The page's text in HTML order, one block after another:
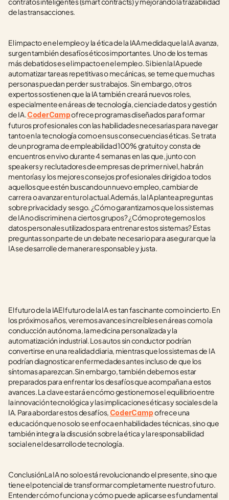
de las transacciones.
El impacto en el empleo y la ética de la IAA medida que la IA avanza,
surgen también desafíos éticos importantes. Uno de los temas
más debatidos es el impacto en el empleo. Si bien la IA puede
automatizar tareas repetitivas o mecánicas, se teme que muchas
personas puedan perder sus trabajos. Sin embargo, otros
expertos sostienen que la IA también creará nuevos roles,
especialmente en áreas de tecnología, ciencia de datos y gestión
de IA. CoderCamp ofrece programas diseñados para formar
futuros profesionales con las habilidades necesarias para navegar
tanto en la tecnología como en sus consecuencias éticas. Se trata
de un programa de empleabilidad 100% gratuito y consta de
encuentros en vivo durante 4 semanas en las que, junto con
speakers y reclutadores de empresas de primer nivel, habrán
mentorías y los mejores consejos profesionales dirigido a todos
aquellos que estén buscando un nuevo empleo, cambiar de
carrera o avanzar en tu rol actual.Además, la IA plantea preguntas
sobre privacidad y sesgo. ¿Cómo garantizamos que los sistemas
de IA no discriminen a ciertos grupos? ¿Cómo protegemos los
datos personales utilizados para entrenar estos sistemas? Estas
preguntas son parte de un debate necesario para asegurar que la
IA se desarrolle de manera responsable y justa.
El futuro de la IAEl futuro de la IA es tan fascinante como incierto. En
los próximos años, veremos avances increíbles en áreas como la
conducción autónoma, la medicina personalizada y la
automatización industrial. Los autos sin conductor podrían
convertirse en una realidad diaria, mientras que los sistemas de IA
podrían diagnosticar enfermedades antes incluso de que los
síntomas aparezcan.Sin embargo, también debemos estar
preparados para enfrentar los desafíos que acompañan a estos
avances. La clave estará en cómo gestionemos el equilibrio entre
la innovación tecnológica y las implicaciones éticas y sociales de la
IA. Para abordar estos desafíos, CoderCampofrece una
educación que no solo se enfoca en habilidades técnicas, sino que
también integra la discusión sobre la ética y la responsabilidad
social en el desarrollo de tecnología.
ConclusiónLa IA no solo está revolucionando el presente, sino que
tiene el potencial de transformar completamente nuestro futuro.
Entender cómo funciona y cómo puede aplicarse es fundamental